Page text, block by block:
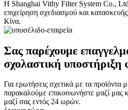
Η Shanghai Vithy Filter System Co., Ltd.
επιχείρηση σχεδιασμού και
Κίνα.
Σας παρέχουμε
σχολαστική υποστήριξη
Για ερωτήσεις σχετικά με τα προϊόντα
παρακαλούμε επικοινωνήστε μαζί μας
μαζί σας εντός 24 ωρών.